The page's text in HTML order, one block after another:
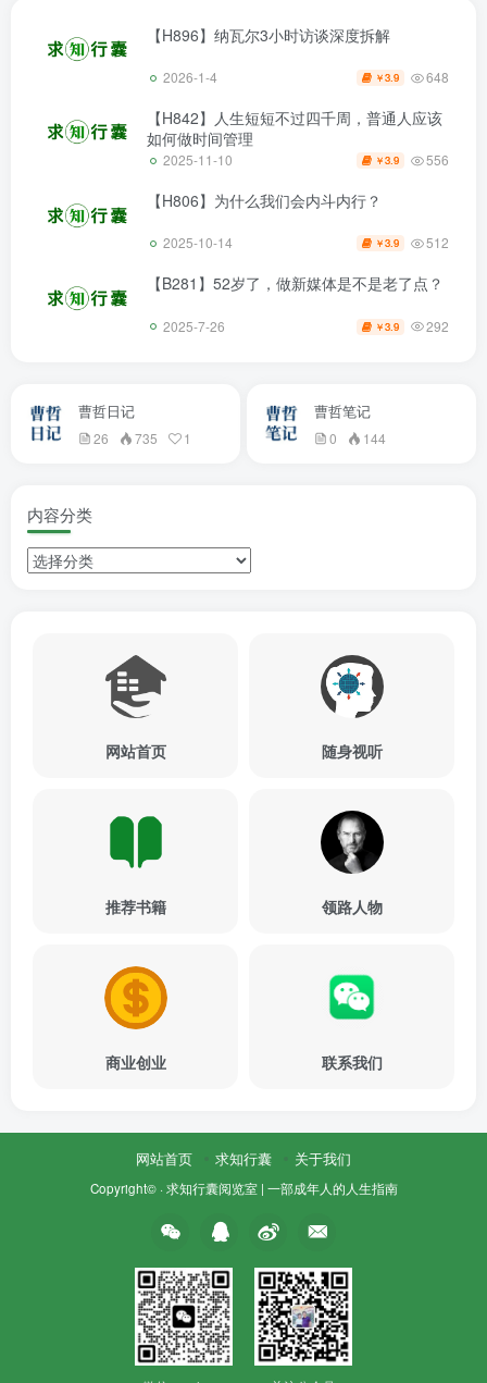
【H896】纳瓦尔3小时访谈深度拆解
2026-1-4 ￥3.9 648
【H842】人生短短不过四千周，普通人应该
如何做时间管理
2025-11-10 ￥3.9 556
【H806】为什么我们会内斗内行？
2025-10-14 ￥3.9 512
【B281】52岁了，做新媒体是不是老了点？
2025-7-26 ￥3.9 292
曹哲日记
26 735 1
曹哲笔记
0 144
内容分类
网站首页 随身视听
推荐书籍 领路人物
商业创业 联系我们
网站首页 求知行囊 关于我们
Copyright© · 求知行囊阅览室 | 一部成年人的人生指南